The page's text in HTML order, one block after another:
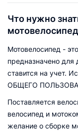
Что нужно
Мотовелосипед -
предназначено для
ставится на учет.
ОБЩЕГО
Поставляется
велосипед и
желание о сборке